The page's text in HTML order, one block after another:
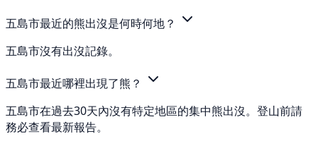
五島市最近的熊出沒是何時何地？
五島市沒有出沒記錄。
五島市最近哪裡出現了熊？
五島市在過去30天內沒有特定地區的集中熊出沒。登山前請
務必查看最新報告。